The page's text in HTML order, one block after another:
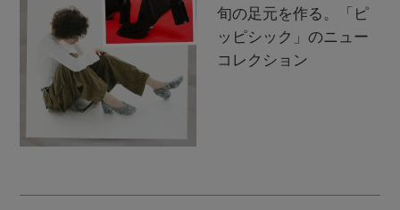
旬の足元を作る。「ピ
ッピシック」のニュー
コレクション